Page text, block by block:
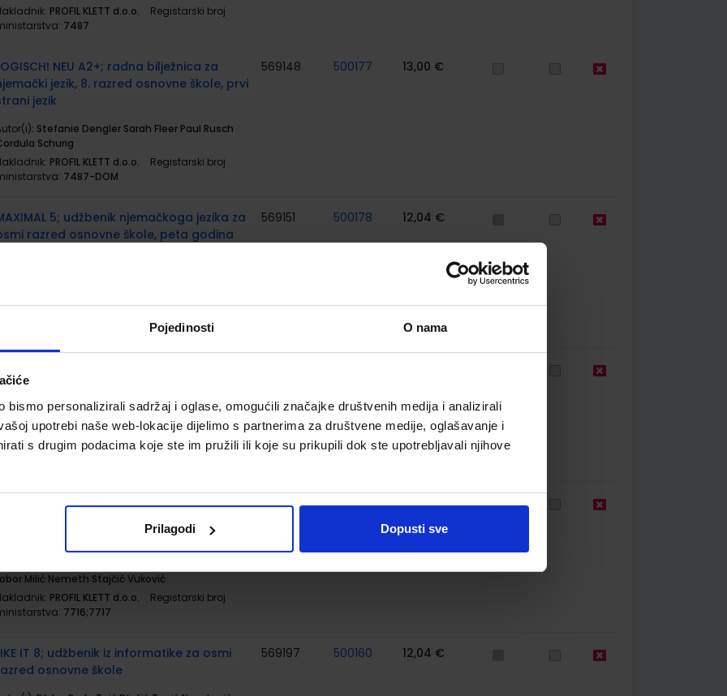
Pojedinosti O nama
bismo personalizirali sadržaj i oglase, omogućili značajke društvenih medija i analizirali
upotrebi naše web-lokacije dijelimo s partnerima za društvene medije, oglašavanje i
s drugim podacima koje ste im pružili ili koje su prikupili dok ste upotrebljavali njihove
Prilagodi Dopusti sve
PROFIL KLETT d.o.o.
Registarski broj
7487
NEU A2+; radna bilježnica za
jezik, 8. razred osnovne škole, prvi
jezik
Stefanie Dengler Sarah Fleer Paul Rusch
Schurig
PROFIL KLETT d.o.o.
Registarski broj
7487-DOM
569148 500177 13,00 €
5; udžbenik njemačkoga jezika za
razred osnovne škole, peta godina
569151 500178 12,04 €
za osmi razred OŠ, 5. godina učenja
Katharina Weber Šober Hohmann Glšck
PROFIL KLETT d.o.o.
Registarski broj
MATEMATIKA 8; komplet 1. i 2. svezak,
Milić Nemeth Stajčić Vuković
PROFIL KLETT d.o.o.
Registarski broj
7716;7717
569167 500165 24,07 €
IT 8; udžbenik iz informatike za osmi
osnovne škole
569197 500160 12,04 €